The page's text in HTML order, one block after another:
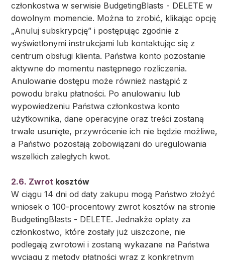
członkostwa w serwisie BudgetingBlasts - DELETE w
dowolnym momencie. Można to zrobić, klikając opcję
„Anuluj subskrypcję” i postępując zgodnie z
wyświetlonymi instrukcjami lub kontaktując się z
centrum obsługi klienta. Państwa konto pozostanie
aktywne do momentu następnego rozliczenia.
Anulowanie dostępu może również nastąpić z
powodu braku płatności. Po anulowaniu lub
wypowiedzeniu Państwa członkostwa konto
użytkownika, dane operacyjne oraz treści zostaną
trwale usunięte, przywrócenie ich nie będzie możliwe,
a Państwo pozostają zobowiązani do uregulowania
wszelkich zaległych kwot.
2.6. Zwrot kosztów
W ciągu 14 dni od daty zakupu mogą Państwo złożyć
wniosek o 100-procentowy zwrot kosztów na stronie
BudgetingBlasts - DELETE. Jednakże opłaty za
członkostwo, które zostały już uiszczone, nie
podlegają zwrotowi i zostaną wykazane na Państwa
wyciągu z metody płatności wraz z konkretnym